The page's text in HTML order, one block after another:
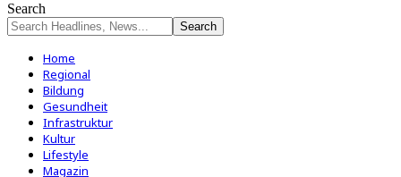
Search
Home
Regional
Bildung
Gesundheit
Infrastruktur
Kultur
Lifestyle
Magazin